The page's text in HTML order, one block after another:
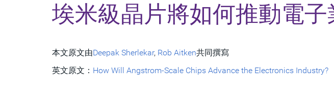
埃米級晶片將如何推動電子
本文原文由Deepak Sherlekar, Rob Aitken共同撰寫
英文原文： How Will Angstrom-Scale Chips Advance the Electronics Industry?